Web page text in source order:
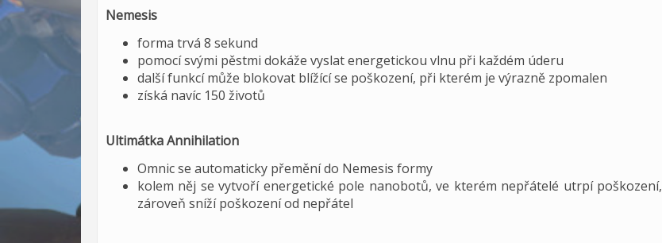
Nemesis
forma trvá 8 sekund
pomocí svými pěstmi dokáže vyslat energetickou vlnu při každém úderu
další funkcí může blokovat blížící se poškození, při kterém je výrazně zpomalen
získá navíc 150 životů
Ultimátka Annihilation
Omnic se automaticky přemění do Nemesis formy
kolem něj se vytvoří energetické pole nanobotů, ve kterém nepřátelé utrpí poškození,
zároveň sníží poškození od nepřátel